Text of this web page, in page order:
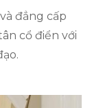
đẳng cấp
cổ điển với